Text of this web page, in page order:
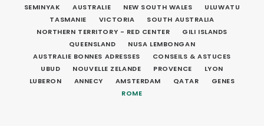
SEMINYAK
AUSTRALIE NEW SOUTH WALES
ULUWATU
TASMANIE
VICTORIA
SOUTH AUSTRALIA
NORTHERN TERRITORY - RED CENTER
GILI ISLANDS
QUEENSLAND
NUSA LEMBONGAN
AUSTRALIE BONNES ADRESSES
CONSEILS & ASTUCES
UBUD
NOUVELLE ZELANDE PROVENCE
LYON
LUBERON
ANNECY AMSTERDAM QATAR
GENES
ROME